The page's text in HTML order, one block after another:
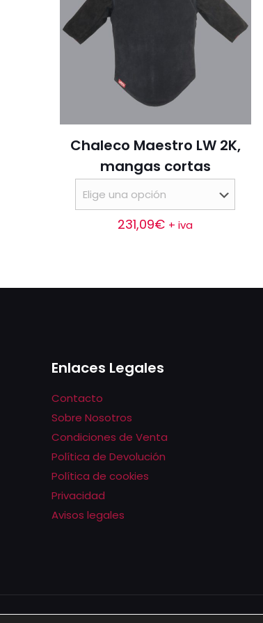
Chaleco Maestro LW 2K,
mangas cortas
231,09€ + iva
tiene
opciones
en
la
Enlaces Legales
Contacto
Sobre Nosotros
Condiciones de Venta
Política de Devolución
Política de cookies
Privacidad
Avisos legales